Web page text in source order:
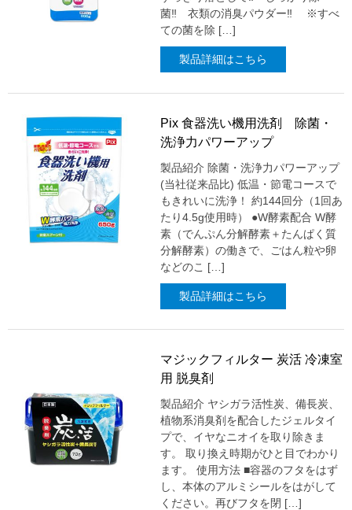
菌‼ 衣類の消臭パウダー‼ ※すべ
ての菌を除 […]
製品詳細はこちら
Pix 食器洗い機用洗剤 除菌・
洗浄力パワーアップ
製品紹介 除菌・洗浄力パワーアップ
(当社従来品比) 低温・節電コースで
もきれいに洗浄！ 約144回分（1回あ
たり4.5g使用時） ●W酵素配合 W酵
素（でんぷん分解酵素＋たんぱく質
分解酵素）の働きで、ごはん粒や卵
などのこ […]
製品詳細はこちら
マジックフィルター 炭活 冷凍室
用 脱臭剤
製品紹介 ヤシガラ活性炭、備長炭、
植物系消臭剤を配合したジェルタイ
プで、イヤなニオイを取り除きま
す。 取り換え時期がひと目でわかり
ます。 使用方法 ■容器のフタをはず
し、本体のアルミシールをはがして
ください。再びフタを閉 […]